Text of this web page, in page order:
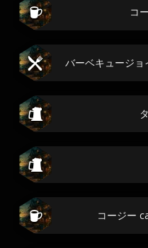
コ
バーベキュージ
コージー